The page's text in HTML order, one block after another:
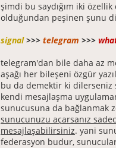
şimdi bu saydığım iki
olduğundan peşinen şunu
signal>>> telegram >>>
telegram'dan bile daha az
aşağı her bileşeni özgür
bu da demektir ki dilerseniz
kendi mesajlaşma
sunucusuna da bağlanmak
sunucunuzu açarsanız
mesajlaşabilirsiniz. yani
federasyon budur,